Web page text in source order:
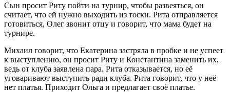
Сын просит Риту пойти на турнир, чтобы развеяться, он
считает, что ей нужно выходить из тоски. Рита отправляется
готовиться, Олег звонит отцу и говорит, что мама будет на
турнире.
Михаил говорит, что Екатерина застряла в пробке и не успеет
к выступлению, он просит Риту и Константина заменить их,
ведь от клуба заявлена пара. Рита отказывается, но её
уговаривают выступить ради клуба. Рита говорит, что у неё
нет платья. Приходит Ольга и предлагает своё платье.